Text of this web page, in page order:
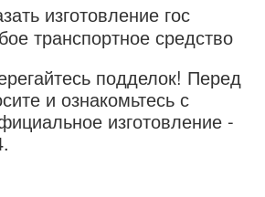
изготовление гос
транспортное средство
подделок! Перед
и ознакомьтесь с
изготовление -